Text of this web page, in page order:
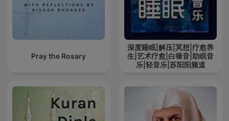
深度睡眠|解压|冥想|疗愈养
生|艺术疗愈|白噪音|助眠音
乐|轻音乐|苏阳阳频道
Pray the Rosary